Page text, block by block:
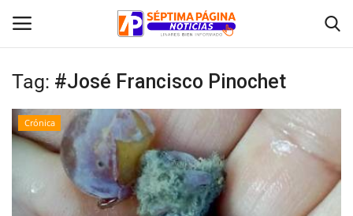
Inicio
Crónica
Policial
Tag: #José Francisco Pinochet
Crónica